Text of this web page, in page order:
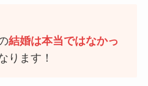
結婚は本当ではなかっ
ります！